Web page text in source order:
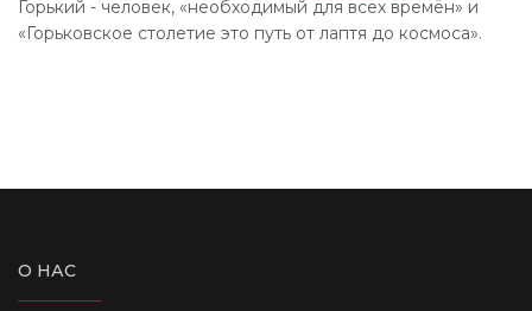
Горький - человек, «необходимый для всех времён» и
«Горьковское столетие это путь от лаптя до космоса».
О НАС